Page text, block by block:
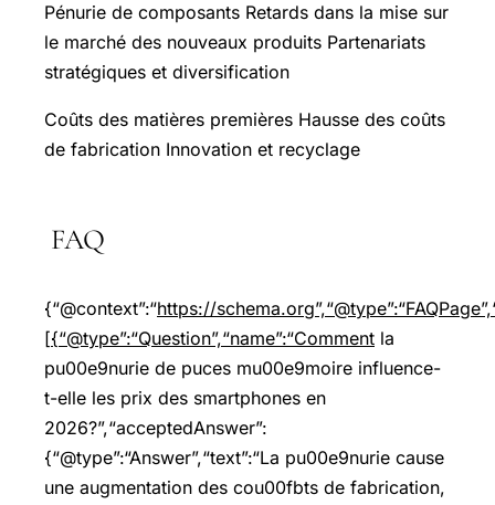
Pénurie de composants Retards dans la mise sur
le marché des nouveaux produits Partenariats
stratégiques et diversification
Coûts des matières premières Hausse des coûts
de fabrication Innovation et recyclage
FAQ
{“@context”:“https://
[{“@type”:“Question”,“name”:“Comment la
pu00e9nurie de puces mu00e9moire influence-
t-elle les prix des smartphones en
2026?”,“acceptedAnswer”:
{“@type”:“Answer”,“text”:“La pu00e9nurie cause
une augmentation des cou00fbts de fabrication,